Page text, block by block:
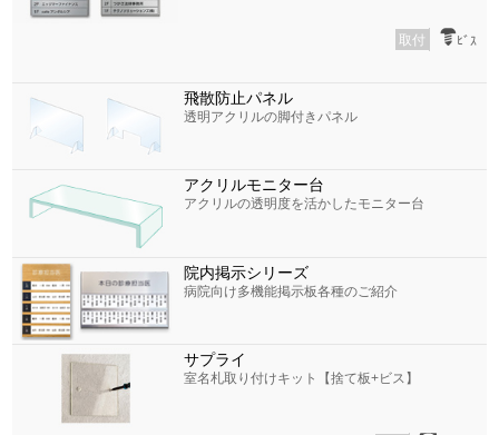
取付 ﾋﾞｽ
飛散防止パネル
透明アクリルの脚付きパネル
アクリルモニター台
アクリルの透明度を活かしたモニター台
院内掲示シリーズ
病院向け多機能掲示板各種のご紹介
サプライ
室名札取り付けキット【捨て板+ビス】